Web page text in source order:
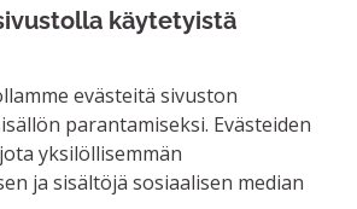
käytetyistä
evästeitä sivuston
parantamiseksi. Evästeiden
yksilöllisemmän
ja sisältöjä sosiaalisen median
kysyttyä